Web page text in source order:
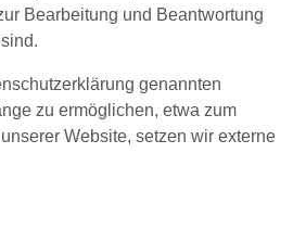
Bearbeitung und Beantwortung
genannten
zu ermöglichen, etwa zum
Website, setzen wir externe